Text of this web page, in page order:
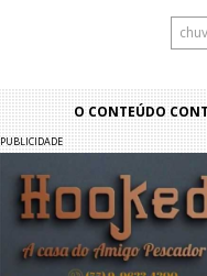
O CONTEÚDO
PUBLICIDADE